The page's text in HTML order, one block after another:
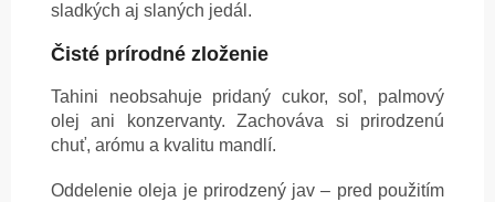
sladkých aj slaných jedál.
Čisté prírodné zloženie
Tahini neobsahuje pridaný cukor, soľ, palmový
olej ani konzervanty. Zachováva si prirodzenú
chuť, arómu a kvalitu mandlí.
Oddelenie oleja je prirodzený jav – pred použitím